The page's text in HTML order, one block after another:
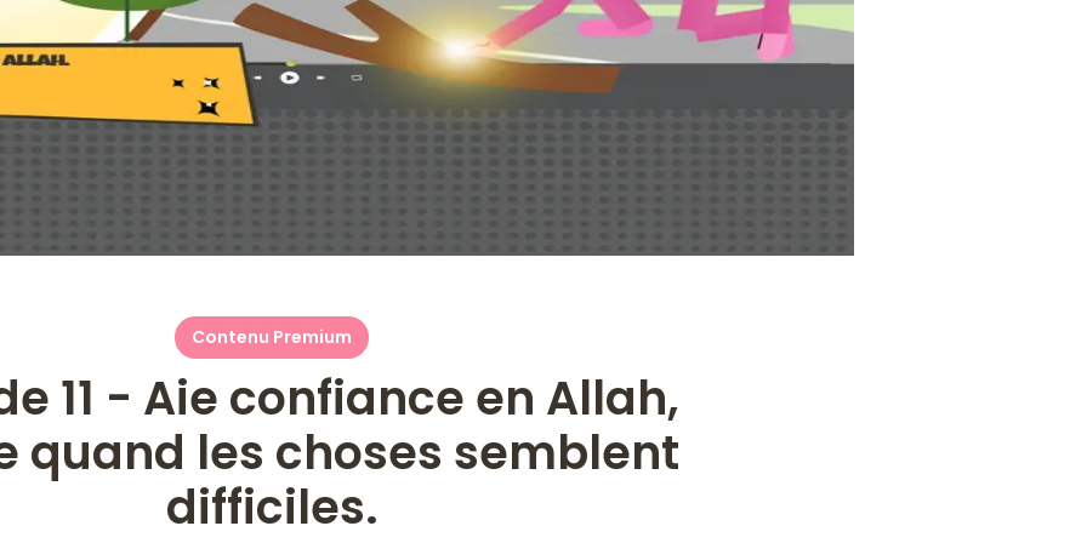
Contenu Premium
11 - Aie confiance en Allah,
quand les choses semblent
difficiles.